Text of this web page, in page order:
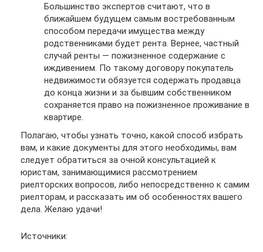
Большинство экспертов считают, что в
ближайшем будущем самым востребованным
способом передачи имущества между
родственниками будет рента. Вернее, частный
случай ренты — пожизненное содержание с
иждивением. По такому договору покупатель
недвижимости обязуется содержать продавца
до конца жизни и за бывшим собственником
сохраняется право на пожизненное проживание в
квартире.
Полагаю, чтобы узнать точно, какой способ избрать
вам, и какие документы для этого необходимы, вам
следует обратиться за очной консультацией к
юристам, занимающимися рассмотрением
риелторских вопросов, либо непосредственно к самим
риелторам, и рассказать им об особенностях вашего
дела. Желаю удачи!
Источники: